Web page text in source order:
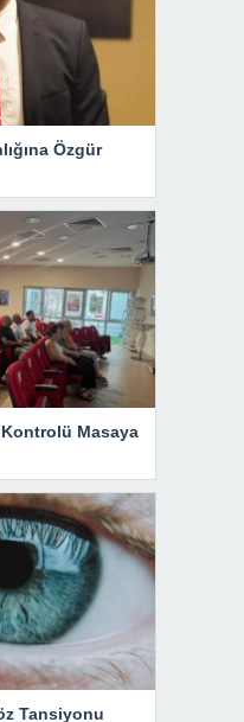
Özgür
Masaya
Tansiyonu